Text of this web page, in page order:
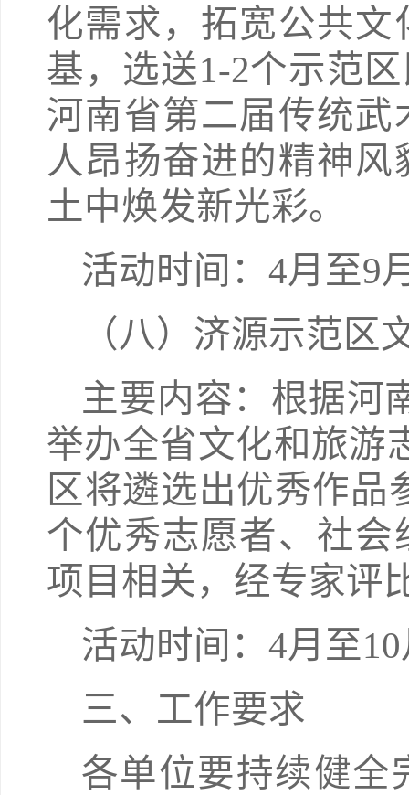
化需求，拓宽公共
基，选送1-2个示范
河南省第二届传统
人昂扬奋进的精神
土中焕发新光彩。
活动时间：4月至9
（八）济源示范区
主要内容：根据河
举办全省文化和旅游
区将遴选出优秀作品
个优秀志愿者、社
项目相关，经专家评
活动时间：4月至
三、工作要求
各单位要持续健全